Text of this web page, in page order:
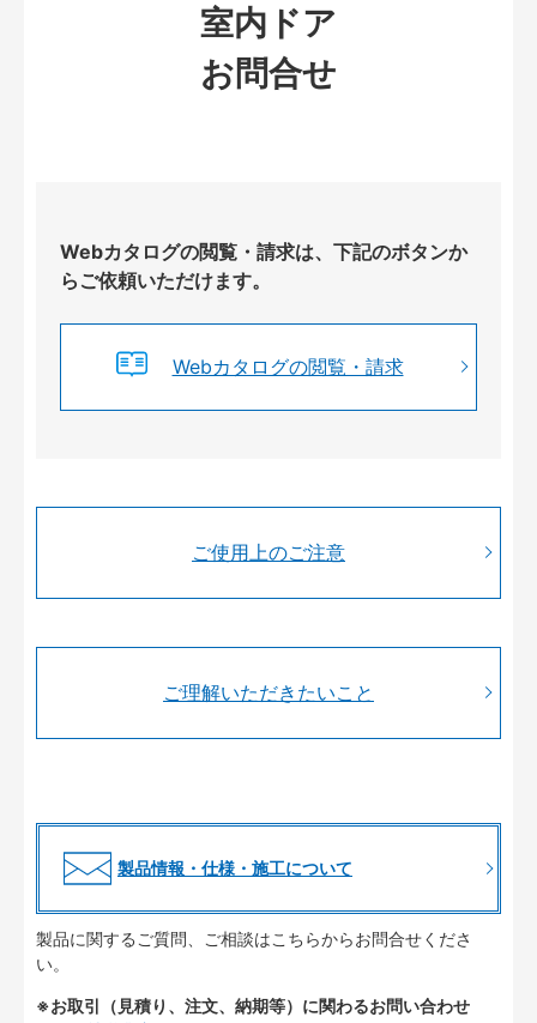
室内ドア
お問合せ
Webカタログの閲覧・請求は、下記のボタンか
らご依頼いただけます。
Webカタログの閲覧・請求
ご使用上のご注意
ご理解いただきたいこと
製品情報・仕様・施工について
製品に関するご質問、ご相談はこちらからお問合せくださ
い。
※お取引（見積り、注文、納期等）に関わるお問い合わせ